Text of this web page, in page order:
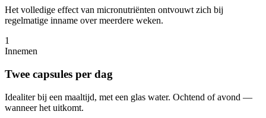
Het volledige effect van micronutriënten ontvouwt zich bij
regelmatige inname over meerdere weken.
1
Innemen
Twee capsules per dag
Idealiter bij een maaltijd, met een glas water. Ochtend of avond —
wanneer het uitkomt.